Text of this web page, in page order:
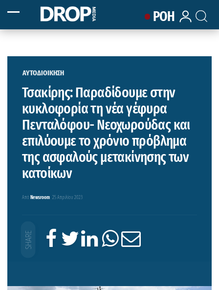
ΡΟΗ
ΑΥΤΟΔΙΟΙΚΗΣΗ
Τσακίρης: Παραδίδουμε στην
κυκλοφορία τη νέα γέφυρα
Πενταλόφου- Νεοχωρούδας και
επιλύουμε το χρόνιο πρόβλημα
της ασφαλούς μετακίνησης των
κατοίκων
Από Newsroom 25 Απριλίου 2023